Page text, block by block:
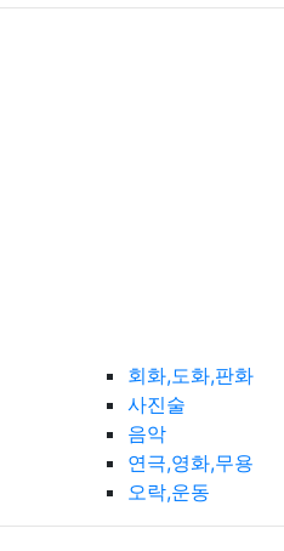
회화,도화,판화
사진술
음악
연극,영화,무용
오락,운동